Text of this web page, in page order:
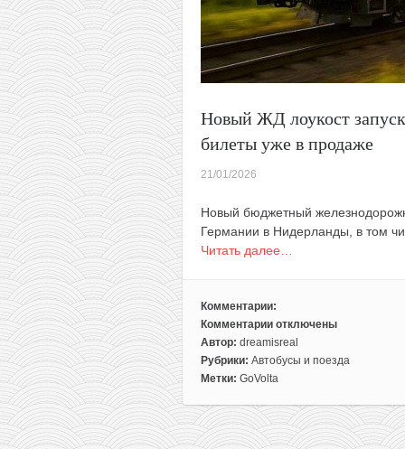
Новый ЖД лоукост
билеты уже в продаже
21/01/2026
Новый бюджетный
Германии в Нидерланды, в том
Читать далее…
Комментарии:
Комментарии
к
записи
Новый
лоукост
отключены
Автор: dreamisreal
Рубрики: Автобусы и поезда
Метки: GoVolta